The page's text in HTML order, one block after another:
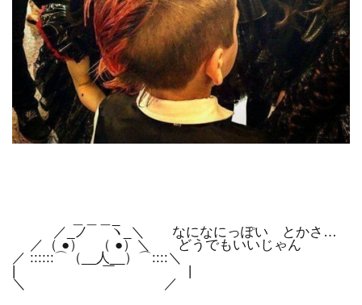
／_ノ ヽ_＼ なになにっぽい とかさ…
／（ ●） （ ●）＼ どうでもいいじゃん
／ ::::::⌒（__人__）⌒::::＼
| ￣ |
＼ ／